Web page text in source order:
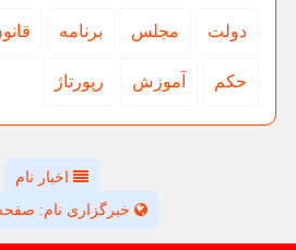
دولت مجلس برنامه
حكم آموزش رپورتاژ
اخبار نام
خبرگزاری نام: